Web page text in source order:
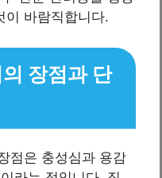
이 바람직합니다.
장점과 단
점은 충성심과 용감